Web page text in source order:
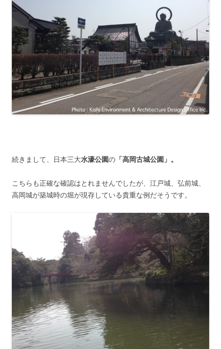
続きまして、日本三大水濠公園の 「高岡古城公園」。
こちらも正確な確認はとれませんでしたが、江戸城、弘前城、
高岡城が築城時の堀が現存している貴重な例だそうです。